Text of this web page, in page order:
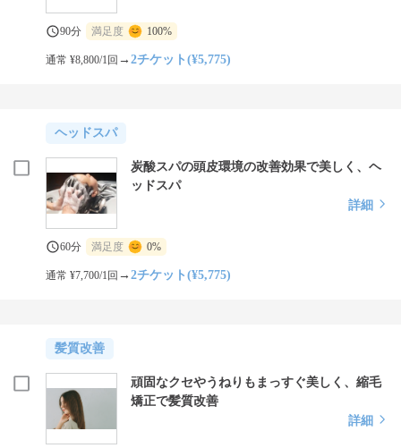
90分 満足度 100%
通常 ¥8,800/1回 →2チケット(¥5,775)
ヘッドスパ
炭酸スパの頭皮環境の改善効果で美しく、ヘ
ッドスパ
詳細
60分 満足度 0%
通常 ¥7,700/1回 →2チケット(¥5,775)
髪質改善
頑固なクセやうねりもまっすぐ美しく、縮毛
矯正で髪質改善
詳細